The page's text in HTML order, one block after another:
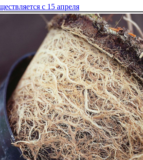
с 15 апреля